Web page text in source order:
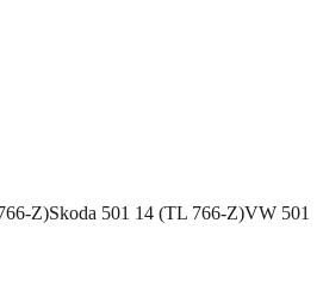
Z)Skoda 501 14 (TL 766-Z)VW 501